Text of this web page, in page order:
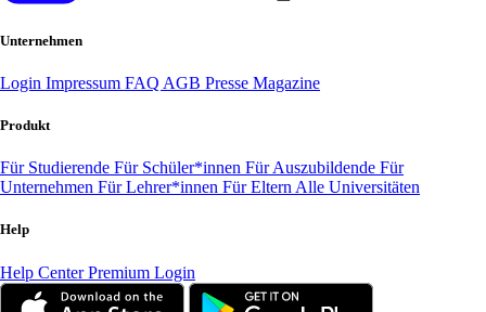
Unternehmen
Login Impressum FAQ AGB Presse Magazine
Produkt
Für Studierende Für Schüler*innen Für Auszubildende Für
Unternehmen Für Lehrer*innen Für Eltern Alle Universitäten
Help
Help CenterPremium Login